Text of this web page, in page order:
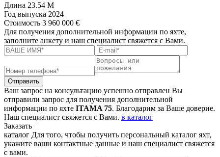
Длина 23.54 M
Год выпуска 2024
Стоимость 3 960 000 €
Для получения дополнительной информации по яхте,
заполните анкету и наш специалист свяжется с Вами.
Отправить
Ваш запрос на консультацию успешно отправлен Вы
отправили запрос для получения дополнительной
информации по яхте ITAMA 75. Благодарим за Ваше доверие.
Наш специалист свяжется с Вами. в каталог
Заказать
каталог Для того, чтобы получить персональный каталог яхт,
укажите ваши контактные данные и наш специалист свяжется
с вами.